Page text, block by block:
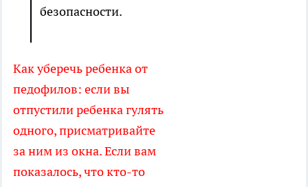
безопасности.
Как уберечь ребенка от
педофилов: если вы
отпустили ребенка гулять
одного, присматривайте
за ним из окна. Если вам
показалось, что кто-то